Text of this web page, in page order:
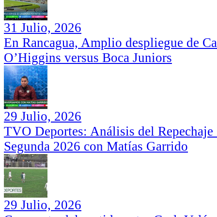
31 Julio, 2026
En Rancagua, Amplio despliegue de
O’Higgins versus Boca Juniors
29 Julio, 2026
TVO Deportes: Análisis del
Segunda 2026 con Matías Garrido
29 Julio, 2026